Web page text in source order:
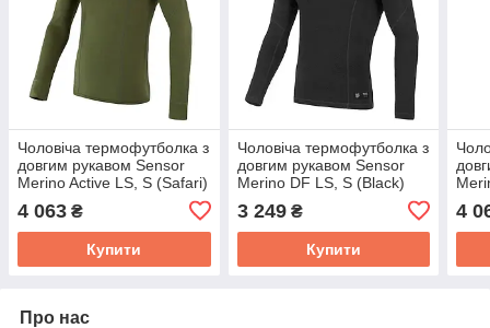
Чоловіча термофутболка з
довгим рукавом Sensor
Merino Active LS, S (Safari)
4 063 ₴
Купити
Чоловіча термофутболка з
довгим рукавом Sensor
Merino DF LS, S (Black)
3 249₴
Купити
4
Про нас